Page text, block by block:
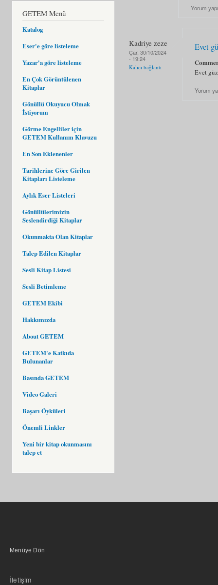
GETEM Menü
Katalog
Eser'e göre listeleme
Yazar'a göre listeleme
En Çok Görüntülenen
Kitaplar
Gönüllü Okuyucu Olmak
İstiyorum
Görme Engelliler için
GETEM Kullanım Klavuzu
En Son Eklenenler
Tarihlerine Göre Girilen
Kitapları Listeleme
Aylık Eser Listeleri
Gönüllülerimizin
Seslendirdiği Kitaplar
Okunmakta Olan Kitaplar
Talep Edilen Kitaplar
Sesli Kitap Listesi
Sesli Betimleme
GETEM Ekibi
Hakkımızda
About GETEM
GETEM'e Katkıda
Bulunanlar
Basında GETEM
Video Galeri
Başarı Öyküleri
Önemli Linkler
Yeni bir kitap okunmasını
talep et
Yorum
Kadriye zeze
Çar, 30/10/2024
- 19:24
Kalıcı bağlantı
Evet
Evet
Yorum
Menüye Dön
İletişim